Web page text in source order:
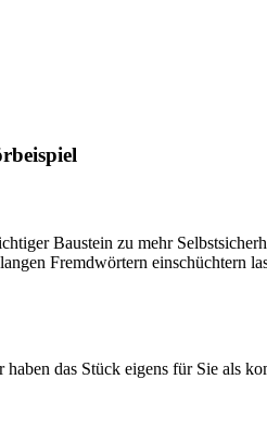
Baustein zu mehr
Fremdwörtern einschüchtern
das Stück eigens für Sie als